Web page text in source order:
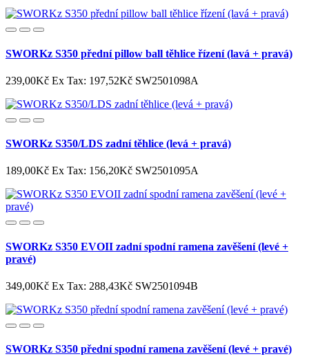
SWORKz S350 přední pillow ball těhlice řízení (lavá + pravá)
239,00Kč Ex Tax: 197,52Kč SW2501098A
SWORKz S350/LDS zadní těhlice (levá + pravá)
189,00Kč Ex Tax: 156,20Kč SW2501095A
SWORKz S350 EVOII zadní spodní ramena zavěšení (levé +
pravé)
349,00Kč Ex Tax: 288,43Kč SW2501094B
SWORKz S350 přední spodní ramena zavěšení (levé + pravé)